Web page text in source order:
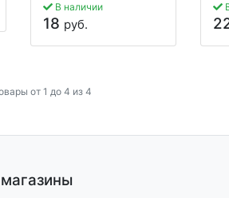
В наличии
18 руб.
от 1 до 4 из 4